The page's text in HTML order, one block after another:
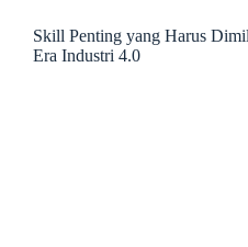
Skill Penting yang Harus
Era Industri 4.0